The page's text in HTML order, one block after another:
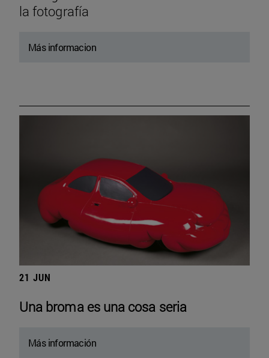
la fotografía
Más informacion
21 JUN
Una broma es una cosa seria
Más información